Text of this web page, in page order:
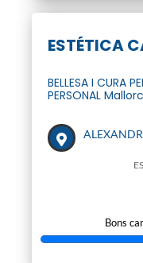
ESTÉTICA
BELLESA I CURA
PERSONAL
Bons